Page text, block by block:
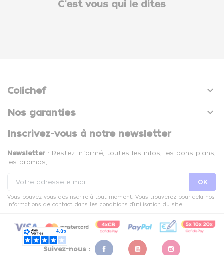
C'est vous qui le dites
Colichef 
Nos garanties 
Inscrivez-vous à notre newsletter
Newsletter : Restez informé, toutes les infos, les bons plans,
les promos, …
Vous pouvez vous désinscrire à tout moment. Vous trouverez pour cela nos
informations de contact dans les conditions d'utilisation du site.
Suivez-nous :